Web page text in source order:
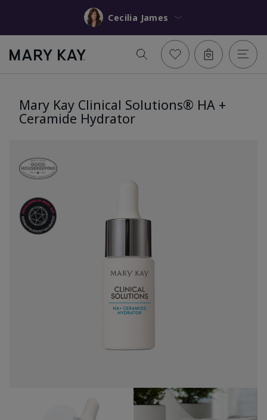
Cecilia James
Mary Kay Clinical Solutions® HA +
Ceramide Hydrator